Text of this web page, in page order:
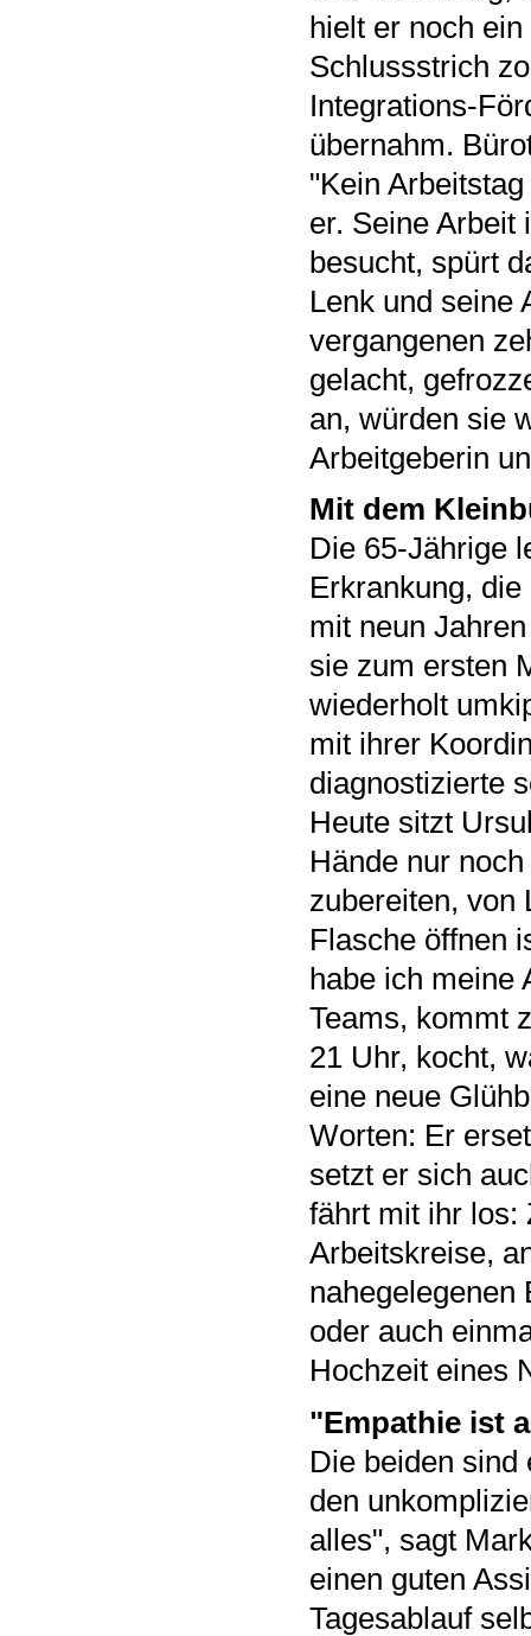
hielt er noch
Schlussstrich
Integrations-
übernahm.
"Kein
er. Seine Arbeit
besucht, spürt
Lenk und seine
vergangenen
gelacht,
an, würden sie
Arbeitgeberin
Mit dem
Die 65-Jährige
Erkrankung,
mit neun
sie zum ersten
wiederholt
mit ihrer
diagnostizierte
Heute sitzt
Hände nur
zubereiten, von
Flasche öffnen
habe ich meine
Teams, kommt
21 Uhr, kocht,
eine neue
Worten: Er
setzt er sich
fährt mit ihr los:
Arbeitskreise,
nahegelegenen
oder auch
Hochzeit eines
"Empathie ist
Die beiden sind
den
alles", sagt
einen guten
Tagesablauf